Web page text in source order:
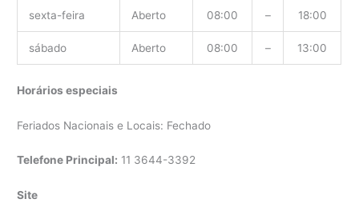
sexta-feira Aberto 08:00 – 18:00
sábado Aberto 08:00 – 13:00
Horários especiais
Feriados Nacionais e Locais: Fechado
Telefone Principal: 11 3644-3392
Site